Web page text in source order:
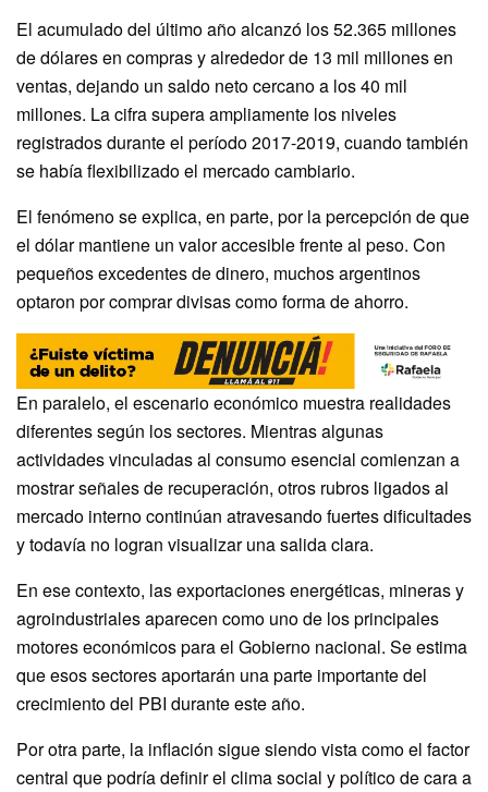
El acumulado del último año alcanzó los 52.365 millones
de dólares en compras y alrededor de 13 mil millones en
ventas, dejando un saldo neto cercano a los 40 mil
millones. La cifra supera ampliamente los niveles
registrados durante el período 2017-2019, cuando también
se había flexibilizado el mercado cambiario.
El fenómeno se explica, en parte, por la percepción de que
el dólar mantiene un valor accesible frente al peso. Con
pequeños excedentes de dinero, muchos argentinos
optaron por comprar divisas como forma de ahorro.
En paralelo, el escenario económico muestra realidades
diferentes según los sectores. Mientras algunas
actividades vinculadas al consumo esencial comienzan a
mostrar señales de recuperación, otros rubros ligados al
mercado interno continúan atravesando fuertes dificultades
y todavía no logran visualizar una salida clara.
En ese contexto, las exportaciones energéticas, mineras y
agroindustriales aparecen como uno de los principales
motores económicos para el Gobierno nacional. Se estima
que esos sectores aportarán una parte importante del
crecimiento del PBI durante este año.
Por otra parte, la inflación sigue siendo vista como el factor
central que podría definir el clima social y político de cara a